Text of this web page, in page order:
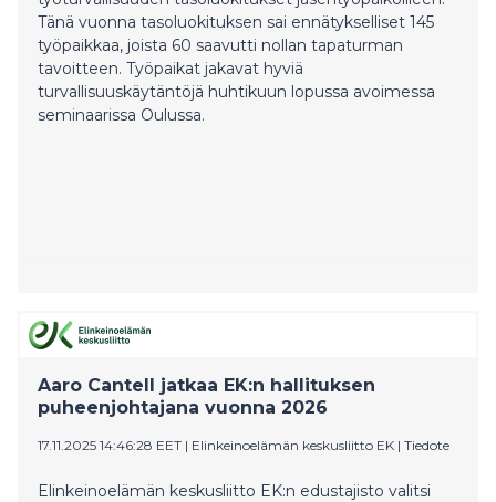
Tänä vuonna tasoluokituksen sai ennätykselliset 145
työpaikkaa, joista 60 saavutti nollan tapaturman
tavoitteen. Työpaikat jakavat hyviä
turvallisuuskäytäntöjä huhtikuun lopussa avoimessa
seminaarissa Oulussa.
Aaro Cantell jatkaa EK:n hallituksen
puheenjohtajana vuonna 2026
17.11.2025 14:46:28 EET | Elinkeinoelämän keskusliitto EK | Tiedote
Elinkeinoelämän keskusliitto EK:n edustajisto valitsi